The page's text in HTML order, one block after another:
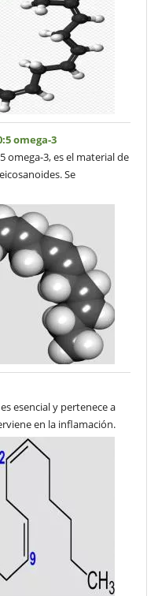
omega-3
omega-3, es el material de
Se
esencial y pertenece a
en la inflamación.